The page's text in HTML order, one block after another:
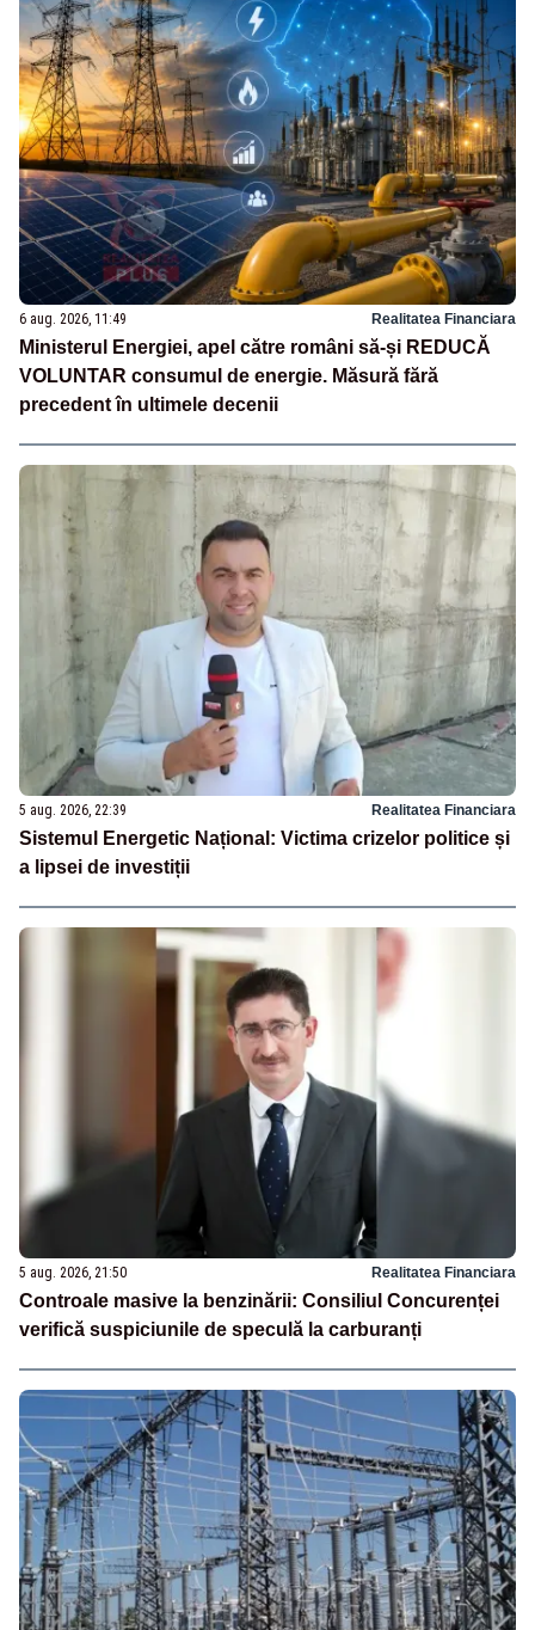
6 aug. 2026, 11:49 Realitatea Financiara
Ministerul Energiei, apel către români să-și REDUCĂ
VOLUNTAR consumul de energie. Măsură fără
precedent în ultimele decenii
5 aug. 2026, 22:39 Realitatea Financiara
Sistemul Energetic Național: Victima crizelor politice și
a lipsei de investiții
5 aug. 2026, 21:50 Realitatea Financiara
Controale masive la benzinării: Consiliul Concurenței
verifică suspiciunile de speculă la carburanți